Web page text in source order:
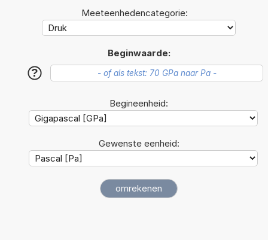
Meeteenhedencategorie:
Beginwaarde:
?
Begineenheid:
Gewenste eenheid: